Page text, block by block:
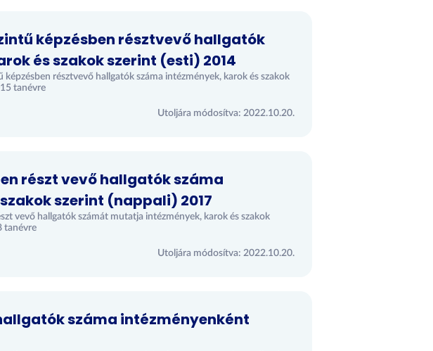
képzésben résztvevő hallgatók
és szakok szerint (esti) 2014
résztvevő hallgatók száma intézmények, karok és szakok
tanévre
Utoljára módosítva: 2022.10.20.
részt vevő hallgatók száma
szerint (nappali) 2017
vevő hallgatók számát mutatja intézmények, karok és szakok
tanévre
Utoljára módosítva: 2022.10.20.
száma intézményenként